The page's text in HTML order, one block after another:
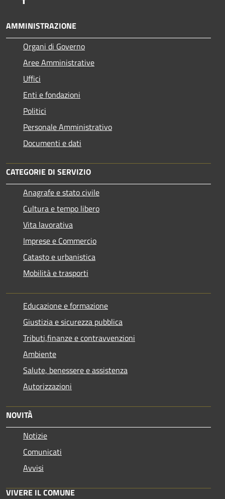
AMMINISTRAZIONE
Organi di Governo
Aree Amministrative
Uffici
Enti e fondazioni
Politici
Personale Amministrativo
Documenti e dati
CATEGORIE DI SERVIZIO
Anagrafe e stato civile
Cultura e tempo libero
Vita lavorativa
Imprese e Commercio
Catasto e urbanistica
Mobilità e trasporti
Educazione e formazione
Giustizia e sicurezza pubblica
Tributi,finanze e contravvenzioni
Ambiente
Salute, benessere e assistenza
Autorizzazioni
NOVITÀ
Notizie
Comunicati
Avvisi
VIVERE IL COMUNE